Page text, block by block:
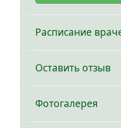
Расписание
Оставить отзыв
Фотогалерея